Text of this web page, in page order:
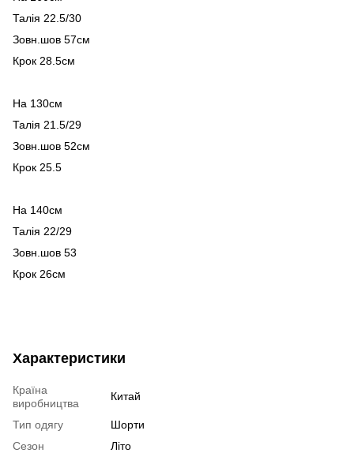
Талія 22.5/30
Зовн.шов 57см
Крок 28.5см
На 130см
Талія 21.5/29
Зовн.шов 52см
Крок 25.5
На 140см
Талія 22/29
Зовн.шов 53
Крок 26см
Характеристики
Країна
виробництва
Китай
Тип одягу
Шорти
Сезон
Літо